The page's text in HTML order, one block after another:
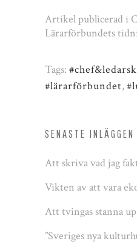
Artikel publicerad i
Lärarförbundets
Tags:
#lärarförbundet,
SENASTE INLÄGGEN
Att skriva vad jag
Vikten av att vara
Att tvingas stanna
”Sveriges nya